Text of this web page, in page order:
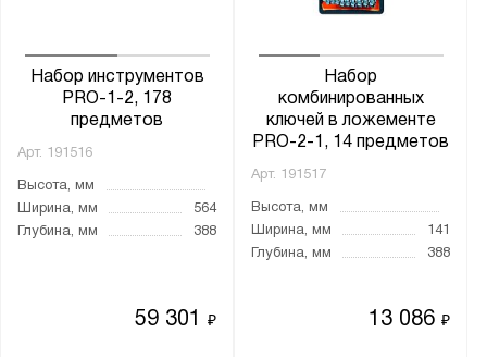
Набор инструментов
PRO-1-2, 178
предметов
Арт. 191516
Высота, мм
Ширина, мм
564
Глубина, мм
388
59 301₽
Набор
комбинированных
ключей в ложементе
PRO-2-1, 14 предметов
Арт. 191517
Высота, мм
Ширина, мм
141
Глубина, мм
388
13 086₽
Бренд:
CUSTOR
Показать